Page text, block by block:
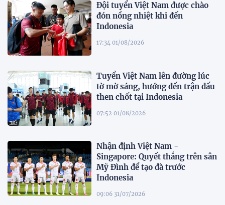
Đội tuyển Việt Nam được chào
đón nồng nhiệt khi đến
Indonesia
17:34 01/08/2026
Tuyển Việt Nam lên đường lúc
tờ mờ sáng, hướng đến trận đấu
then chốt tại Indonesia
07:52 01/08/2026
Nhận định Việt Nam -
Singapore: Quyết thắng trên sân
Mỹ Đình để tạo đà trước
Indonesia
09:06 31/07/2026